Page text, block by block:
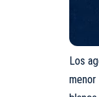
Los